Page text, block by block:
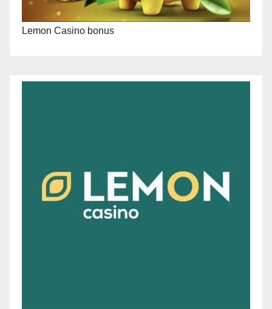
Lemon Casino bonus